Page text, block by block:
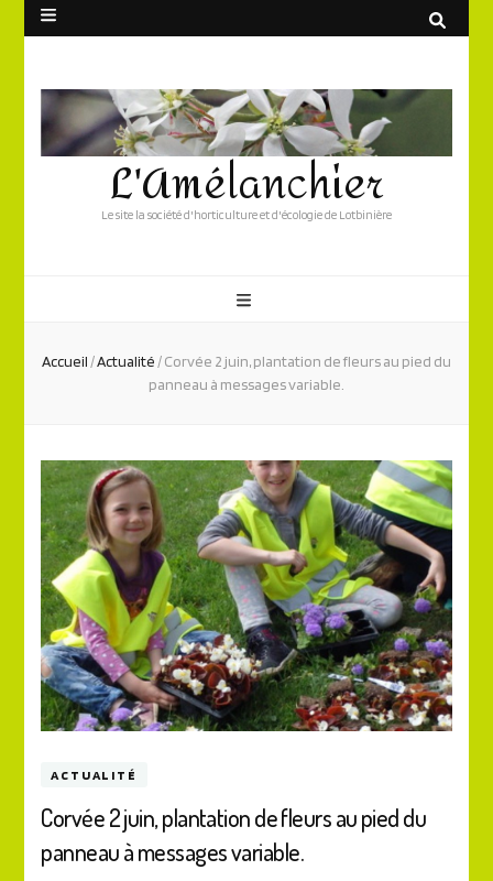
L'Amélanchier
Le site la société d'horticulture et d'écologie de Lotbinière
Accueil/Actualité/Corvée 2 juin, plantation de fleurs au pied du
panneau à messages variable.
ACTUALITÉ
Corvée 2 juin, plantation de fleurs au pied du
panneau à messages variable.